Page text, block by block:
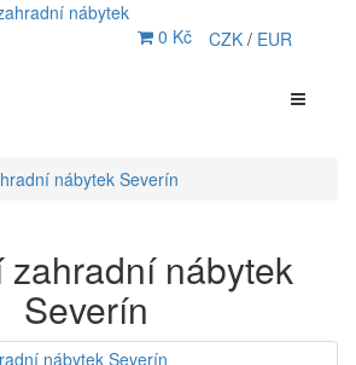
0 Kč CZK / EUR
nábytek Severín
zahradní nábytek
Severín